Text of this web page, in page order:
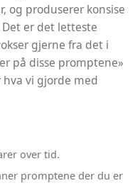
og produserer konsise
er det letteste
gjerne fra det i
på disse promptene»
hva vi gjorde med
over tid.
promptene der du er